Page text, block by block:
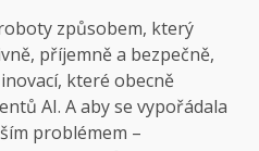
způsobem, který
příjemně a bezpečně,
které obecně
AI. A aby se vypořádala
problémem –